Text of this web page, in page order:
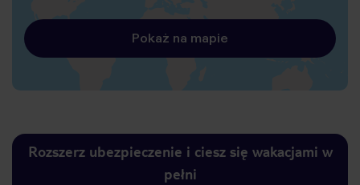
Pokaż na mapie
Rozszerz ubezpieczenie i ciesz się wakacjami w
pełni